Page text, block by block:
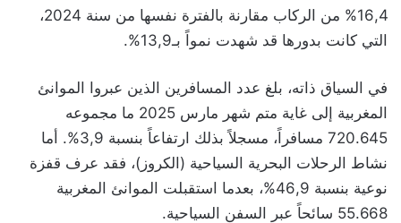
16,4% من الركاب مقارنة بالفترة نفسها من سنة 2024،
التي كانت بدورها قد شهدت نمواً بـ13,9%.
في السياق ذاته، بلغ عدد المسافرين الذين عبروا الموانئ
المغربية إلى غاية متم شهر مارس 2025 ما مجموعه
720.645 مسافراً، مسجلاً بذلك ارتفاعاً بنسبة 3,9%. أما
نشاط الرحلات البحرية السياحية (الكروز)، فقد عرف قفزة
نوعية بنسبة 46,9%، بعدما استقبلت الموانئ المغربية
55.668 سائحاً عبر السفن السياحية.